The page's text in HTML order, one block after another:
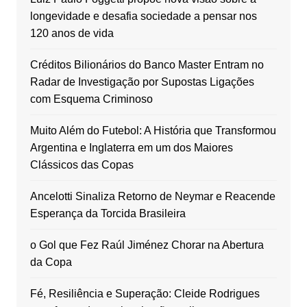
longevidade e desafia sociedade a pensar nos
120 anos de vida
Créditos Bilionários do Banco Master Entram no
Radar de Investigação por Supostas Ligações
com Esquema Criminoso
Muito Além do Futebol: A História que Transformou
Argentina e Inglaterra em um dos Maiores
Clássicos das Copas
Ancelotti Sinaliza Retorno de Neymar e Reacende
Esperança da Torcida Brasileira
o Gol que Fez Raúl Jiménez Chorar na Abertura
da Copa
Fé, Resiliência e Superação: Cleide Rodrigues